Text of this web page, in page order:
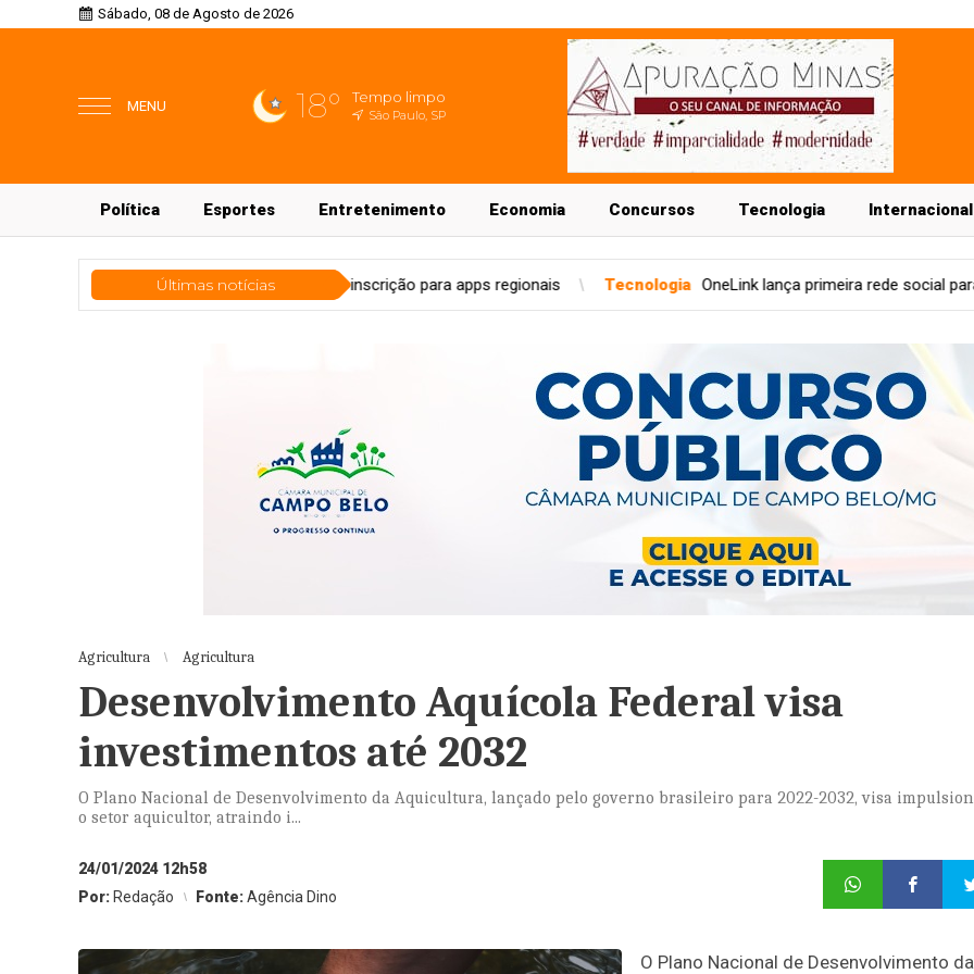
Sábado, 08 de Agosto de 2026
MENU 18° Tempo limpo
São Paulo, SP
Política Esportes Entretenimento Economia Concursos Tecnologia Internacional
Últimas notícias
55content abre pré-inscrição para apps regionais Tecnologia OneLink lança primeira rede social para o setor condominial
Agricultura Agricultura
Desenvolvimento Aquícola Federal visa
investimentos até 2032
O Plano Nacional de Desenvolvimento da Aquicultura, lançado pelo governo brasileiro para 2022-2032, visa
o setor aquicultor, atraindo i...
24/01/2024 12h58
Por: Redação Fonte:Agência Dino
O Plano Nacional de Desenvolvimento da